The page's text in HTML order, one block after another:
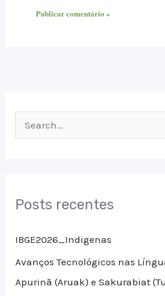
u
a
r
Posts recentes
IBGE2026_Indigenas
Avanços Tecnológicos nas
Apurinã (Aruak) e Sakurabiat